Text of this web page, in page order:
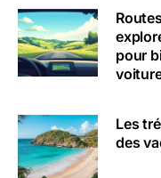
pour
Les
des